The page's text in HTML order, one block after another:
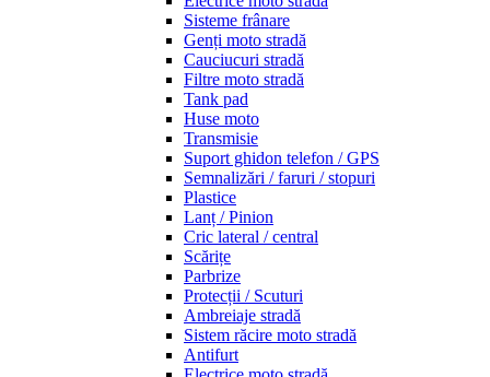
Sisteme frânare
Genți moto stradă
Cauciucuri stradă
Filtre moto stradă
Tank pad
Huse moto
Transmisie
Suport ghidon telefon / GPS
Semnalizări / faruri / stopuri
Plastice
Lanț / Pinion
Cric lateral / central
Scărițe
Parbrize
Protecții / Scuturi
Ambreiaje stradă
Sistem răcire moto stradă
Antifurt